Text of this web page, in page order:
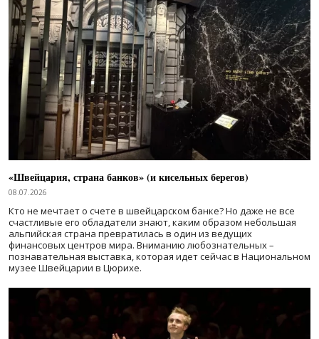
«Швейцария, страна банков» (и кисельных берегов)
08.07.2026
Кто не мечтает о счете в швейцарском банке? Но даже не все
счастливые его обладатели знают, каким образом небольшая
альпийская страна превратилась в один из ведущих
финансовых центров мира. Вниманию любознательных –
познавательная выставка, которая идет сейчас в Национальном
музее Швейцарии в Цюрихе.